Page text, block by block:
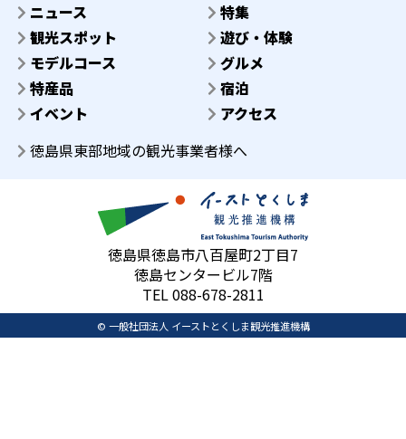
ニュース
特集
観光スポット
遊び・体験
モデルコース
グルメ
特産品
宿泊
イベント
アクセス
徳島県東部地域の観光事業者様へ
徳島県徳島市八百屋町2丁目7
徳島センタービル7階
TEL 088-678-2811
© 一般社団法人 イーストとくしま観光推進機構